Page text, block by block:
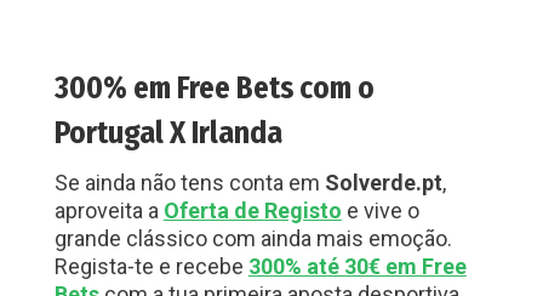
300% em Free Bets com o
Portugal X Irlanda
Se ainda não tens conta em Solverde.pt,
aproveita a Oferta de Registo e vive o
grande clássico com ainda mais emoção.
Regista-te e recebe 300% até 30€ em Free